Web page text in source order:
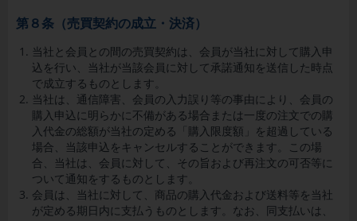
第８条（売買契約の成立・決済）
当社と会員との間の売買契約は、会員が当社に対して購入申
込を行い、当社が当該会員に対して承諾通知を送信した時点
で成立するものとします。
当社は、通信障害、会員の入力誤り等の事由により、会員の
購入申込に明らかに不備がある場合または一度の注文での購
入代金の総額が当社の定める「購入限度額」を超過している
場合、当該申込をキャンセルすることができます。この場
合、当社は、会員に対して、その旨および再注文の可否等に
ついて通知をするものとします。
会員は、当社に対して、商品の購入代金および送料等を当社
が定める期日内に支払うものとします。なお、同支払いは、